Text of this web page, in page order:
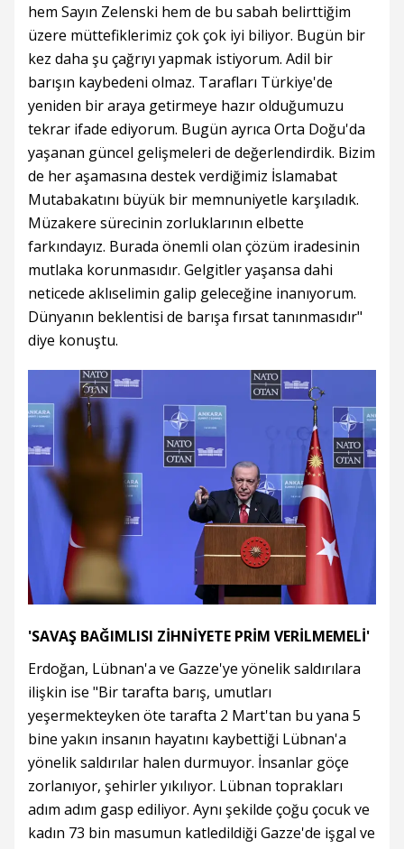
hem Sayın Zelenski hem de bu sabah belirttiğim
üzere müttefiklerimiz çok çok iyi biliyor. Bugün bir
kez daha şu çağrıyı yapmak istiyorum. Adil bir
barışın kaybedeni olmaz. Tarafları Türkiye'de
yeniden bir araya getirmeye hazır olduğumuzu
tekrar ifade ediyorum. Bugün ayrıca Orta Doğu'da
yaşanan güncel gelişmeleri de değerlendirdik. Bizim
de her aşamasına destek verdiğimiz İslamabat
Mutabakatını büyük bir memnuniyetle karşıladık.
Müzakere sürecinin zorluklarının elbette
farkındayız. Burada önemli olan çözüm iradesinin
mutlaka korunmasıdır. Gelgitler yaşansa dahi
neticede aklıselimin galip geleceğine inanıyorum.
Dünyanın beklentisi de barışa fırsat tanınmasıdır"
diye konuştu.
'SAVAŞ BAĞIMLISI ZİHNİYETE PRİM VERİLMEMELİ'
Erdoğan, Lübnan'a ve Gazze'ye yönelik saldırılara
ilişkin ise "Bir tarafta barış, umutları
yeşermekteyken öte tarafta 2 Mart'tan bu yana 5
bine yakın insanın hayatını kaybettiği Lübnan'a
yönelik saldırılar halen durmuyor. İnsanlar göçe
zorlanıyor, şehirler yıkılıyor. Lübnan toprakları
adım adım gasp ediliyor. Aynı şekilde çoğu çocuk ve
kadın 73 bin masumun katledildiği Gazze'de işgal ve